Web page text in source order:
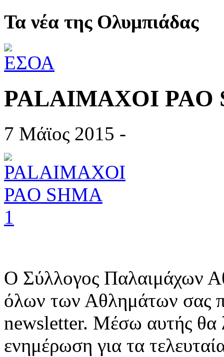
Τα νέα της Ολυμπιάδας
PALAIMAXOI PAO
7 Μάϊος 2015 -
Ο Σύλλογος Παλαιμάχων
όλων των Αθλημάτων σας
newsletter. Μέσω αυτής θα
ενημέρωση για τα